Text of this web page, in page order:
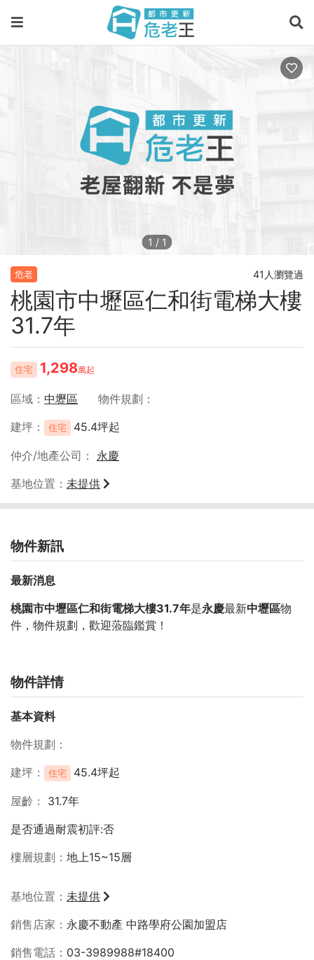
1 / 1
危老 41人瀏覽過
桃園市中壢區仁和街電梯大樓
31.7年
住宅 1,298萬起
區域 中壢區
物件規劃
建坪
住宅 45.4坪起
仲介/地產公司
永慶
基地位置
未提供
物件新訊
最新消息
桃園市中壢區仁和街電梯大樓31.7年是永慶最新中壢區物
件，物件規劃 ，歡迎蒞臨鑑賞！
物件詳情
基本資料
物件規劃
建坪
住宅 45.4坪起
屋齡
31.7年
是否通過耐震初評:否
樓層規劃
地上15~15層
基地位置
未提供
銷售店家
永慶不動產 中路學府公園加盟店
銷售電話
03-3989988#18400